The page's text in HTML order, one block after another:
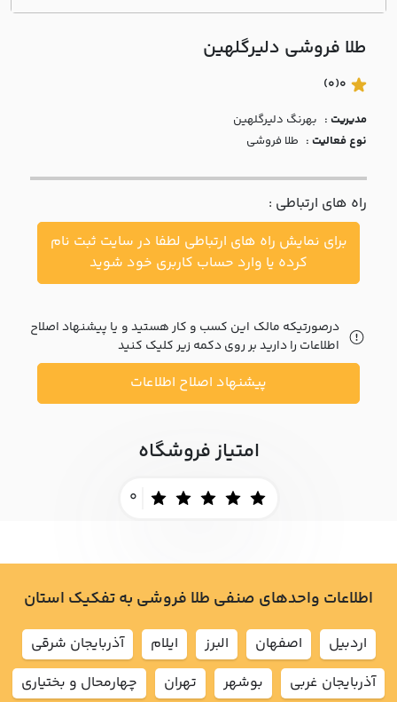
درباره
با ما
مقالات
اخبار
پرسش
متداول
خواست
طلا فروشی دليرگلهين
0
(0)
مدیریت : بهرنگ دليرگلهين
نوع فعالیت : طلا فروشی
راه های ارتباطی :
برای نمایش راه های ارتباطی لطفا در سایت ثبت نام
کرده یا وارد حساب کاربری خود شوید
درصورتیکه مالک این کسب و کار هستید و یا پیشنهاد اصلاح
اطلاعات را دارید بر روی دکمه زیر کلیک کنید
پیشنهاد اصلاح اطلاعات
امتیاز فروشگاه
0
اطلاعات واحدهای صنفی طلا فروشی به تفکیک استان
اردبيل اصفهان البرز ايلام
آذربايجان شرقي
آذربايجان غربي
بوشهر تهران
چهارمحال و بختياري